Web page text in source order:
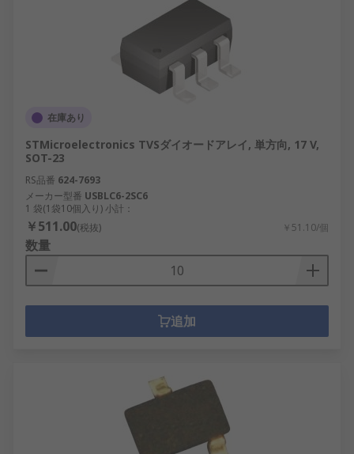
在庫あり
STMicroelectronics TVSダイオードアレイ, 単方向, 17 V,
SOT-23
RS品番 624-7693
メーカー型番 USBLC6-2SC6
1 袋(1袋10個入り) 小計：
￥511.00(税抜) ￥51.10/個
数量
追加